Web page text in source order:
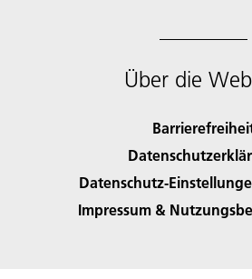
Über die
Datenschutz-
Impressum &